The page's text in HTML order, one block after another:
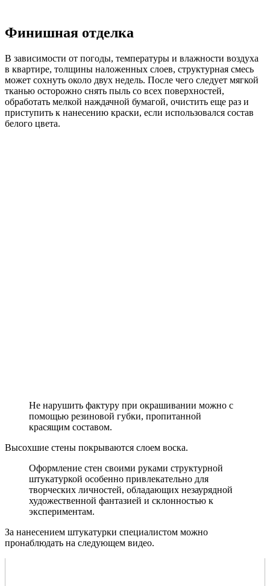
Финишная отделка
В зависимости от погоды, температуры и влажности воздуха
в квартире, толщины наложенных слоев, структурная смесь
может сохнуть около двух недель. После чего следует мягкой
тканью осторожно снять пыль со всех поверхностей,
обработать мелкой наждачной бумагой, очистить еще раз и
приступить к нанесению краски, если использовался состав
белого цвета.
Не нарушить фактуру при окрашивании можно с
помощью резиновой губки, пропитанной
красящим составом.
Высохшие стены покрываются слоем воска.
Оформление стен своими руками структурной
штукатуркой особенно привлекательно для
творческих личностей, обладающих незаурядной
художественной фантазией и склонностью к
экспериментам.
За нанесением штукатурки специалистом можно
пронаблюдать на следующем видео.